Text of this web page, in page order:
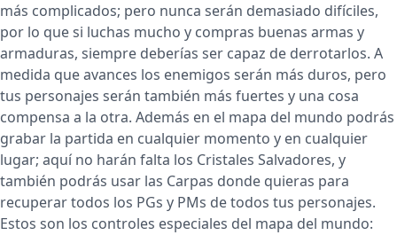
más complicados; pero nunca serán demasiado difíciles,
por lo que si luchas mucho y compras buenas armas y
armaduras, siempre deberías ser capaz de derrotarlos. A
medida que avances los enemigos serán más duros, pero
tus personajes serán también más fuertes y una cosa
compensa a la otra. Además en el mapa del mundo podrás
grabar la partida en cualquier momento y en cualquier
lugar; aquí no harán falta los Cristales Salvadores, y
también podrás usar las Carpas donde quieras para
recuperar todos los PGs y PMs de todos tus personajes.
Estos son los controles especiales del mapa del mundo: